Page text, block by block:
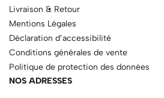
Livraison & Retour
Mentions Légales
Déclaration d’accessibilité
Conditions générales de vente
Politique de protection des données
NOS ADRESSES